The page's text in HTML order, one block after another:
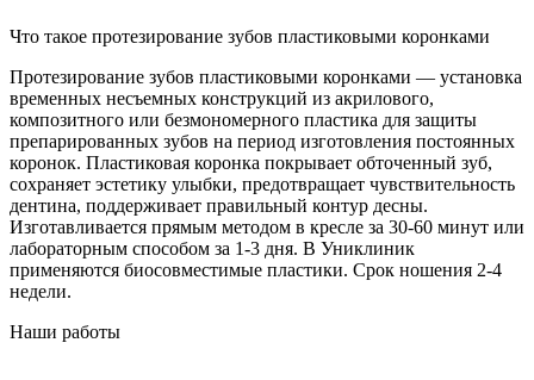
Что такое протезирование зубов пластиковыми коронками
Протезирование зубов пластиковыми коронками — установка
временных несъемных конструкций из акрилового,
композитного или безмономерного пластика для защиты
препарированных зубов на период изготовления постоянных
коронок. Пластиковая коронка покрывает обточенный зуб,
сохраняет эстетику улыбки, предотвращает чувствительность
дентина, поддерживает правильный контур десны.
Изготавливается прямым методом в кресле за 30-60 минут или
лабораторным способом за 1-3 дня. В Униклиник
применяются биосовместимые пластики. Срок ношения 2-4
недели.
Наши работы